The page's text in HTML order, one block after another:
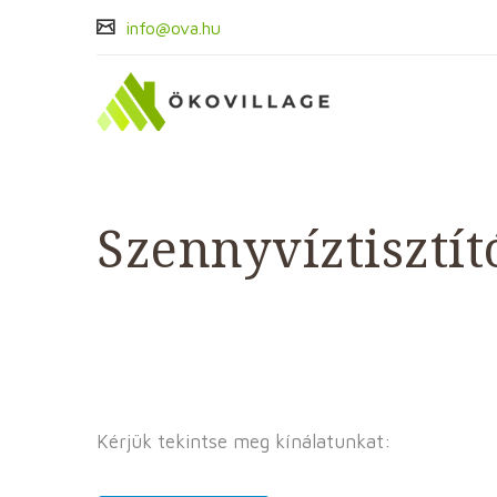
info@ova.hu
Kérjük tekintse meg kínálatunkat: